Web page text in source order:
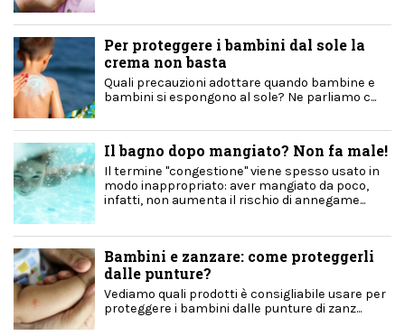
Per proteggere i bambini dal sole la
crema non basta
Quali precauzioni adottare quando bambine e
bambini si espongono al sole? Ne parliamo c...
Il bagno dopo mangiato? Non fa male!
Il termine "congestione" viene spesso usato in
modo inappropriato: aver mangiato da poco,
infatti, non aumenta il rischio di annegame...
Bambini e zanzare: come proteggerli
dalle punture?
Vediamo quali prodotti è consigliabile usare per
proteggere i bambini dalle punture di zanz...